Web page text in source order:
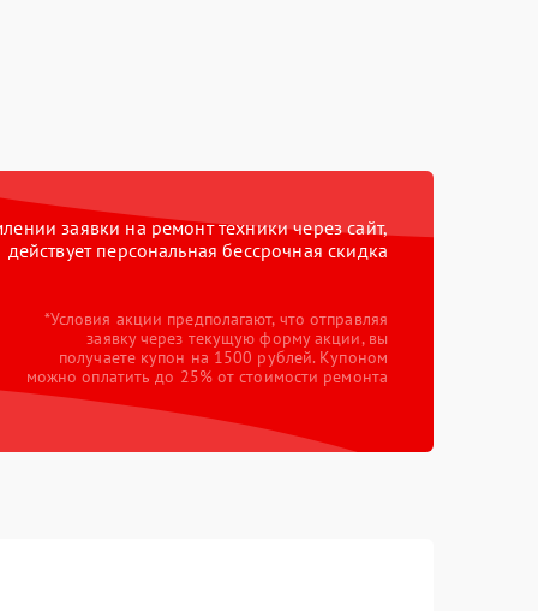
заявки на ремонт техники через сайт,
действует персональная бессрочная скидка
*Условия акции предполагают, что отправляя
заявку через текущую форму акции, вы
получаете купон на 1500 рублей. Купоном
можно оплатить до 25% от стоимости ремонта